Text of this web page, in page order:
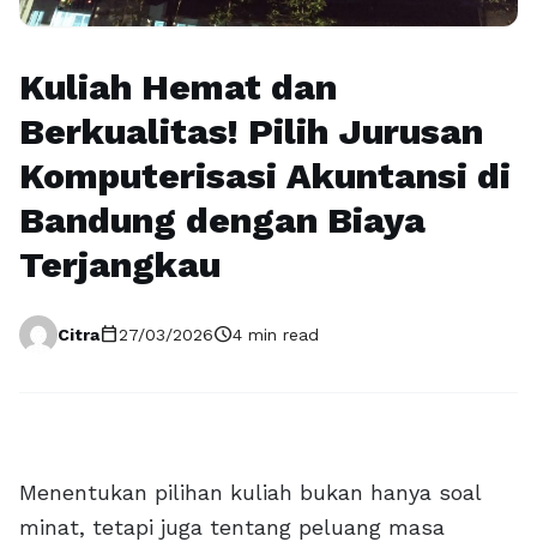
Kuliah Hemat dan
Berkualitas! Pilih Jurusan
Komputerisasi Akuntansi di
Bandung dengan Biaya
Terjangkau
Citracalendar_today27/03/2026schedule4 min read
Menentukan pilihan kuliah bukan hanya soal
minat, tetapi juga tentang peluang masa